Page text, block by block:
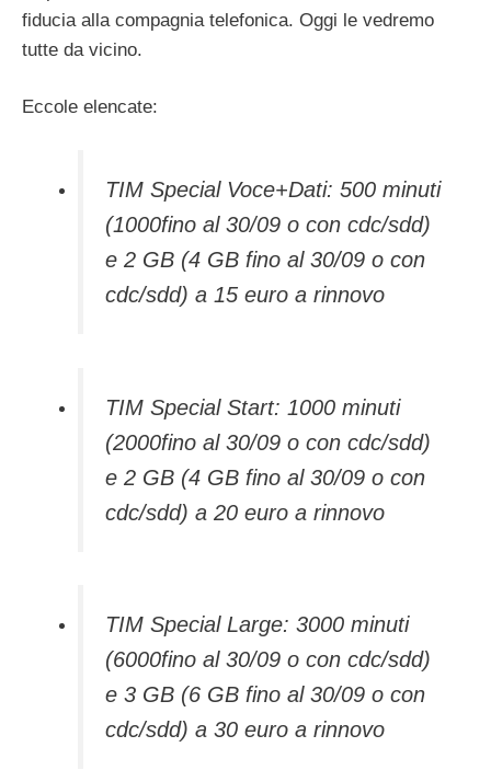
fiducia alla compagnia telefonica. Oggi le vedremo
tutte da vicino.
Eccole elencate:
TIM Special Voce+Dati: 500 minuti
(1000fino al 30/09 o con cdc/sdd)
e 2 GB (4 GB fino al 30/09 o con
cdc/sdd) a 15 euro a rinnovo
TIM Special Start: 1000 minuti
(2000fino al 30/09 o con cdc/sdd)
e 2 GB (4 GB fino al 30/09 o con
cdc/sdd) a 20 euro a rinnovo
TIM Special Large: 3000 minuti
(6000fino al 30/09 o con cdc/sdd)
e 3 GB (6 GB fino al 30/09 o con
cdc/sdd) a 30 euro a rinnovo